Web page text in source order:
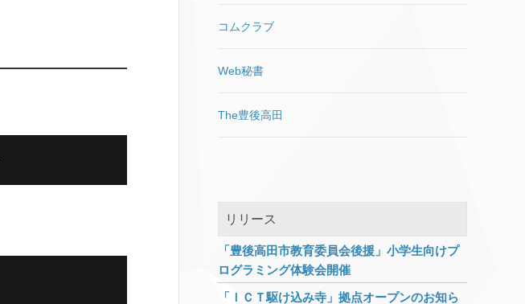
要そうです。 影響を受けるメー
ルクライアント Apple Mail.app
MACOS IOS Mozilla
Thunderbird / SeaMonkey
がある場合にのみ挿入」という
振り分け処理を入れる必要があ
るのですが、将来的にインプッ
の場合、表示サイズと同等にリ
サイズされた画像が表示される
工夫が必要。（CSSにwidthを
コムクラブ
Web秘書
The豊後高田
リリース
「豊後高田市教育委員会後援」小学生向けプ
ログラミング体験会開催
「ＩＣＴ駆け込み寺」拠点オープンのお知ら